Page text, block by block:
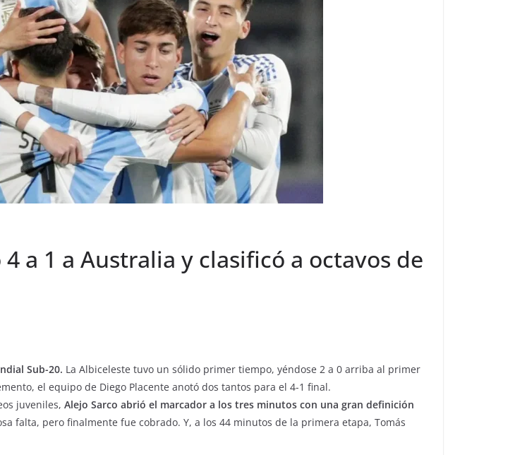
a 1 a Australia y clasificó a octavos de
Sub-20. La Albiceleste tuvo un sólido primer tiempo, yéndose 2 a 0 arriba al primer
el equipo de Diego Placente anotó dos tantos para el 4-1 final.
juveniles, Alejo Sarco abrió el marcador a los tres minutos con una gran definición
falta, pero finalmente fue cobrado. Y, a los 44 minutos de la primera etapa, Tomás